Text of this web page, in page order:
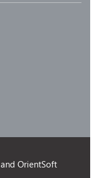
and OrientSoft